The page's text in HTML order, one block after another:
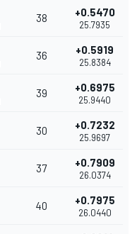
38 +0.5470
25.7935
36 +0.5919
25.8384
39 +0.6975
25.9440
30 +0.7232
25.9697
37 +0.7909
26.0374
40 +0.7975
26.0440